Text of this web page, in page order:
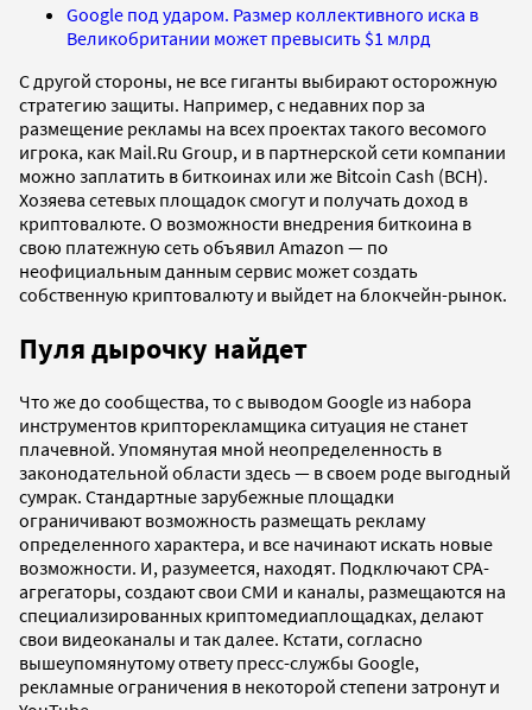
Google под ударом. Размер коллективного иска в
Великобритании может превысить $1 млрд
С другой стороны, не все гиганты выбирают осторожную
стратегию защиты. Например, с недавних пор за
размещение рекламы на всех проектах такого весомого
игрока, как Mail.Ru Group, и в партнерской сети компании
можно заплатить в биткоинах или же Bitcoin Cash (BCH).
Хозяева сетевых площадок смогут и получать доход в
криптовалюте. О возможности внедрения биткоина в
свою платежную сеть объявил Amazon — по
неофициальным данным сервис может создать
собственную криптовалюту и выйдет на блокчейн-рынок.
Пуля дырочку найдет
Что же до сообщества, то с выводом Google из набора
инструментов крипторекламщика ситуация не станет
плачевной. Упомянутая мной неопределенность в
законодательной области здесь — в своем роде выгодный
сумрак. Стандартные зарубежные площадки
ограничивают возможность размещать рекламу
определенного характера, и все начинают искать новые
возможности. И, разумеется, находят. Подключают CPA-
агрегаторы, создают свои СМИ и каналы, размещаются на
специализированных криптомедиаплощадках, делают
свои видеоканалы и так далее. Кстати, согласно
вышеупомянутому ответу пресс-службы Google,
рекламные ограничения в некоторой степени затронут и